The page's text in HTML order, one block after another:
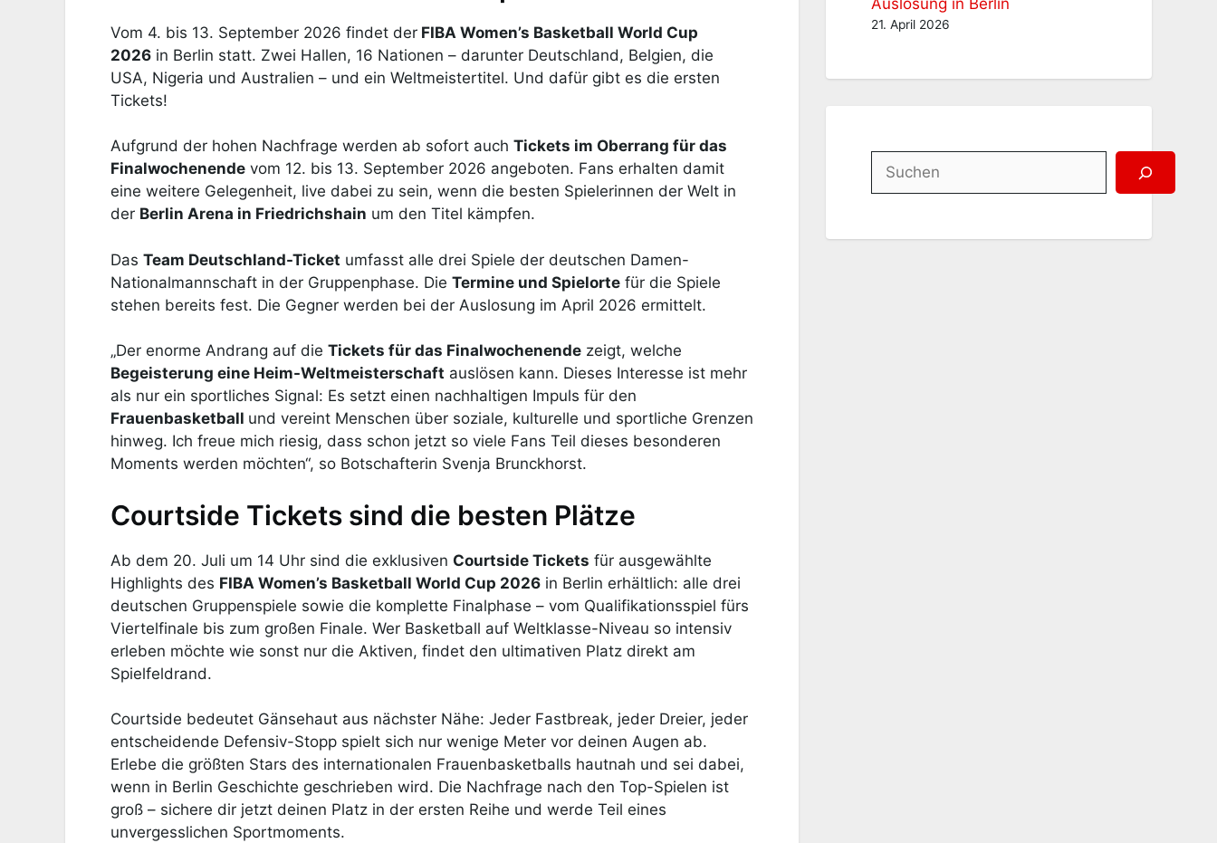
Vom 4. bis 13. September 2026 findet der FIBA Women’s Basketball World Cup
2026 in Berlin statt. Zwei Hallen, 16 Nationen – darunter Deutschland, Belgien, die
USA, Nigeria und Australien – und ein Weltmeistertitel. Und dafür gibt es die ersten
Tickets!
Aufgrund der hohen Nachfrage werden ab sofort auch Tickets im Oberrang für das
Finalwochenende vom 12. bis 13. September 2026 angeboten. Fans erhalten damit
eine weitere Gelegenheit, live dabei zu sein, wenn die besten Spielerinnen der Welt in
der Berlin Arena in Friedrichshain um den Titel kämpfen.
Das Team Deutschland-Ticket umfasst alle drei Spiele der deutschen Damen-
Nationalmannschaft in der Gruppenphase. Die Termine und Spielorte für die Spiele
stehen bereits fest. Die Gegner werden bei der Auslosung im April 2026 ermittelt.
„Der enorme Andrang auf die Tickets für das Finalwochenende zeigt, welche
Begeisterung eine Heim-Weltmeisterschaft auslösen kann. Dieses Interesse ist mehr
als nur ein sportliches Signal: Es setzt einen nachhaltigen Impuls für den
Frauenbasketball und vereint Menschen über soziale, kulturelle und sportliche Grenzen
hinweg. Ich freue mich riesig, dass schon jetzt so viele Fans Teil dieses besonderen
Moments werden möchten“, so Botschafterin Svenja Brunckhorst.
Courtside Tickets sind die besten Plätze
Ab dem 20. Juli um 14 Uhr sind die exklusiven Courtside Tickets für ausgewählte
Highlights des FIBA Women’s Basketball World Cup 2026 in Berlin erhältlich: alle drei
deutschen Gruppenspiele sowie die komplette Finalphase – vom Qualifikationsspiel fürs
Viertelfinale bis zum großen Finale. Wer Basketball auf Weltklasse-Niveau so intensiv
erleben möchte wie sonst nur die Aktiven, findet den ultimativen Platz direkt am
Spielfeldrand.
Courtside bedeutet Gänsehaut aus nächster Nähe: Jeder Fastbreak, jeder Dreier, jeder
entscheidende Defensiv-Stopp spielt sich nur wenige Meter vor deinen Augen ab.
Erlebe die größten Stars des internationalen Frauenbasketballs hautnah und sei dabei,
wenn in Berlin Geschichte geschrieben wird. Die Nachfrage nach den Top-Spielen ist
groß – sichere dir jetzt deinen Platz in der ersten Reihe und werde Teil eines
unvergesslichen Sportmoments.
Auslosung in Berlin
21. April 2026
Suchen